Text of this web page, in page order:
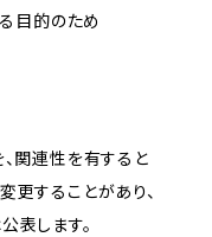
目的のため
関連性を有すると
することがあり、
表します。